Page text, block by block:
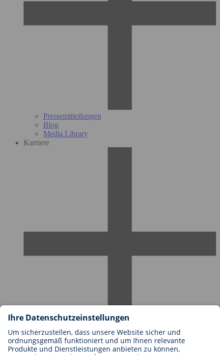
Pressemitteilungen
Blog
Media Library
Karriere
Karriere bei BIOTRONIK